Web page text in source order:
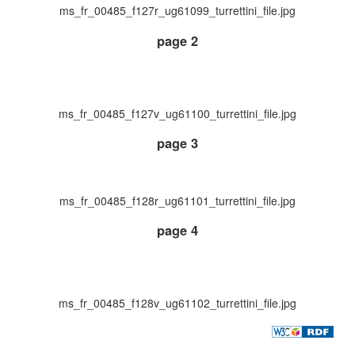
ms_fr_00485_f127r_ug61099_turrettini_file.jpg
page 2
ms_fr_00485_f127v_ug61100_turrettini_file.jpg
page 3
ms_fr_00485_f128r_ug61101_turrettini_file.jpg
page 4
ms_fr_00485_f128v_ug61102_turrettini_file.jpg